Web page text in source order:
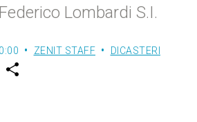
Lombardi S.I.
ZENIT STAFF DICASTERI
w